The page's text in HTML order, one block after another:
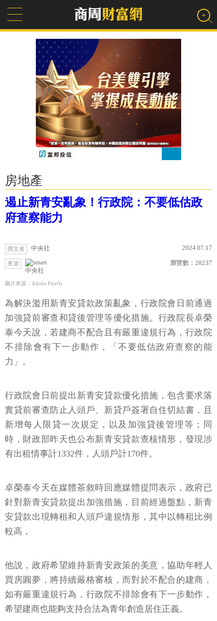
房地產
遏止新青安亂象！行政院：不要低估政
府查察能力
撰文者 中央社 2024.07.17
來源
中央社
瀏覽數： 28237
圖片來源：Adobe Firefly
為解決濫用新青安貸款政策亂象，行政院會日前通過
加強貸前審查和貸後管理等優化措施。行政院長卓榮
泰今天說，若建商不配合且有嚴重違規行為，行政院
不排除會有下一步動作，「不要低估政府查察的能
力」。
行政院會日前提出新青安貸款優化措施，包含要求落
實貸前審查防止人頭戶、新貸戶簽署自住切結書，且
新增每人限貸一次規定，以及加強貸後管理等；同
時，財政部昨天也公布新青安貸款查核情形，發現涉
有出租情事計1332件，人頭戶計170件。
卓榮泰今天在媒體茶敘時回應媒體提問表示，政府已
針對新青安貸款提出加強措施，目前經過盤點，新青
安貸款出現轉租和人頭戶違規情形，其中以轉租比例
較高，
他說，政府希望維持新青安政策的美意，協助年輕人
買房圓夢，將持續嚴格審核，而對於不配合的建商，
如有嚴重違規行為，行政院不排除會有下一步動作，
希望建商也能夠支持合法為青年創造居住正義。